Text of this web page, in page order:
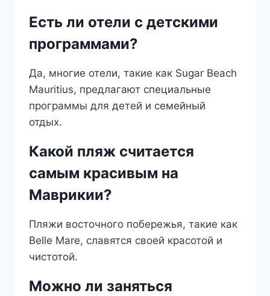
Есть ли отели с детскими
программами?
Да, многие отели, такие как Sugar Beach
Mauritius, предлагают специальные
программы для детей и семейный
отдых.
Какой пляж считается
самым красивым на
Маврикии?
Пляжи восточного побережья, такие как
Belle Mare, славятся своей красотой и
чистотой.
Можно ли заняться